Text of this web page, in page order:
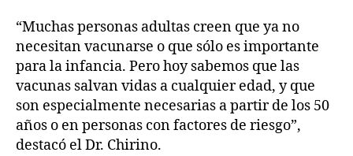
“Muchas personas adultas creen que ya no
necesitan vacunarse o que sólo es importante
para la infancia. Pero hoy sabemos que las
vacunas salvan vidas a cualquier edad, y que
son especialmente necesarias a partir de los 50
años o en personas con factores de riesgo”,
destacó el Dr. Chirino.